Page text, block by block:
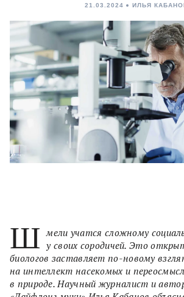
21.03.2024 ИЛЬЯ
Ш мели учатся сложному
у своих сородичей. Это
биологов заставляет по-новому
на интеллект насекомых и
в природе. Научный журналист и